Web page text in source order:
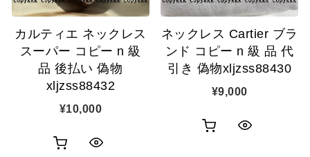
カルティエ ネックレス
スーパー コピー n 級
品 後払い 偽物
xljzss88432
¥10,000
ネックレス Cartier ブラ
ンド コピー n 級 品 代
引き 偽物xljzss88430
¥9,000